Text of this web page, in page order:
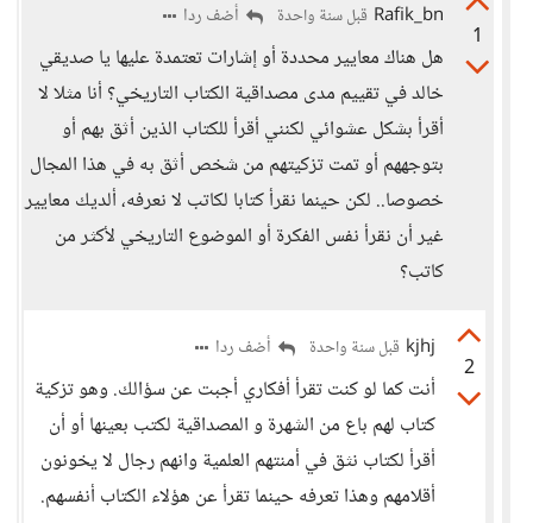
1
Rafik_bn قبل سنة واحدة أضف ردا
هل هناك معايير محددة أو إشارات تعتمدة عليها يا صديقي
خالد في تقييم مدى مصداقية الكتاب التاريخي؟ أنا مثلا لا
أقرأ بشكل عشوائي لكنني أقرأ للكتاب الذين أثق بهم أو
بتوجههم أو تمت تزكيتهم من شخص أثق به في هذا المجال
خصوصا.. لكن حينما نقرأ كتابا لكاتب لا نعرفه، ألديك معايير
غير أن نقرأ نفس الفكرة أو الموضوع التاريخي لأكثر من
كاتب؟
2
kjhj قبل سنة واحدة أضف ردا
أنت كما لو كنت تقرأ أفكاري أجبت عن سؤالك. وهو تزكية
كتاب لهم باع من الشهرة و المصداقية لكتب بعينها أو أن
أقرأ لكتاب نثق في أمنتهم العلمية وانهم رجال لا يخونون
أقلامهم وهذا تعرفه حينما تقرأ عن هؤلاء الكتاب أنفسهم.